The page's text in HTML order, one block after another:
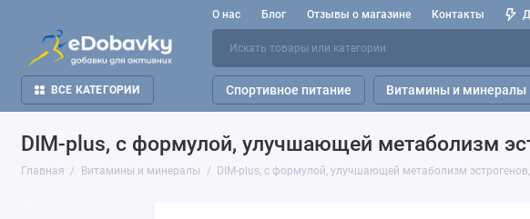
О нас Блог Отзывы о магазине Контакты
ВСЕ КАТЕГОРИИ Спортивное питание Витамины и минералы
DIM-plus, с формулой, улучшающей метаболизм
Главная Витамины и минералы DIM-plus, с формулой, улучшающей метаболизм